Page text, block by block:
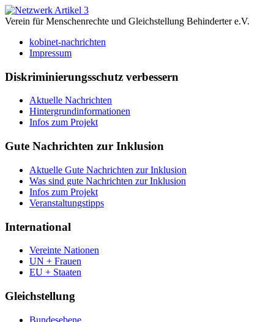
Verein für Menschenrechte und Gleichstellung Behinderter e.V.
kobinet-nachrichten
Impressum
Diskriminierungsschutz verbessern
Aktuelle Nachrichten
Hintergrundinformationen
Infos zum Projekt
Gute Nachrichten zur Inklusion
Aktuelle Gute Nachrichten zur Inklusion
Was sind gute Nachrichten zur Inklusion
Infos zum Projekt
Veranstaltungstipps
International
Vereinte Nationen
UN + Frauen
EU + Staaten
Gleichstellung
Bundesebene